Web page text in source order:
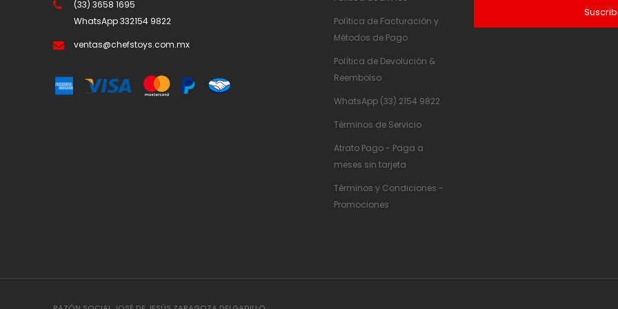
(33) 3658 1695
WhatsApp332154 9822
ventas@chefstoys.com.mx
Política de Facturación y
Métodos de Pago
Política de Devolución &
Reembolso
WhatsApp (33) 2154 9822
Términos de Servicio
Atrato Pago - Paga a
meses sin tarjeta
Términos y Condiciones -
Promociones